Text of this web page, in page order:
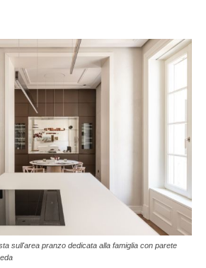
sull'area pranzo dedicata alla famiglia con parete